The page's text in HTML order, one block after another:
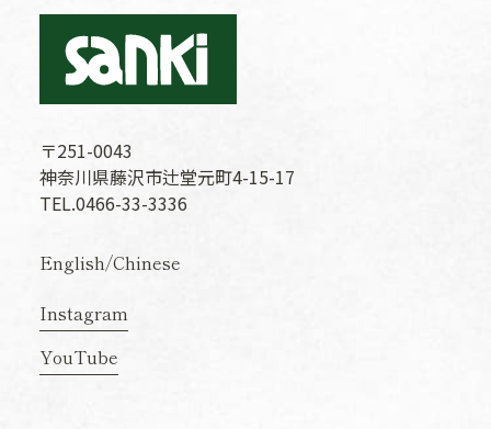
〒251-0043
神奈川県藤沢市辻堂元町4-15-17
TEL.0466-33-3336
English/Chinese
Instagram
YouTube